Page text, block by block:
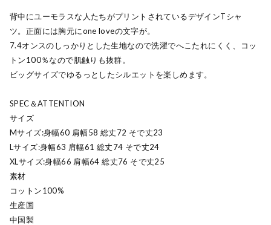
背中にユーモラスな人たちがプリントされているデザインTシャ
ツ。正面には胸元にone loveの文字が。
7.4オンスのしっかりとした生地なので洗濯でへこたれにくく、コッ
トン100％なので肌触りも抜群。
ビッグサイズでゆるっとしたシルエットを楽しめます。
SPEC＆ATTENTION
サイズ
Mサイズ:身幅60 肩幅58 総丈72 そで丈23
Lサイズ:身幅63 肩幅61 総丈74 そで丈24
XLサイズ:身幅66 肩幅64 総丈76 そで丈25
素材
コットン100%
生産国
中国製